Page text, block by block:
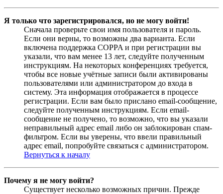
Я только что зарегистрировался, но не могу войти!
Сначала проверьте свои имя пользователя и пароль.
Если они верны, то возможны два варианта. Если
включена поддержка COPPA и при регистрации вы
указали, что вам менее 13 лет, следуйте полученным
инструкциям. На некоторых конференциях требуется,
чтобы все новые учётные записи были активированы
пользователями или администратором до входа в
систему. Эта информация отображается в процессе
регистрации. Если вам было прислано email-сообщение,
следуйте полученным инструкциям. Если email-
сообщение не получено, то возможно, что вы указали
неправильный адрес email либо он заблокирован спам-
фильтром. Если вы уверены, что ввели правильный
адрес email, попробуйте связаться с администратором.
Вернуться к началу
Почему я не могу войти?
Существует несколько возможных причин. Прежде